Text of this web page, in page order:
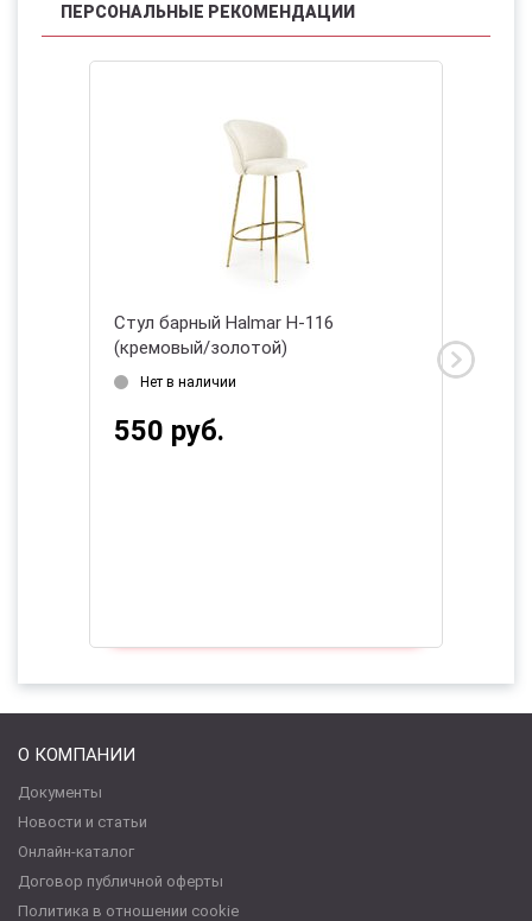
ПЕРСОНАЛЬНЫЕ РЕКОМЕНДАЦИИ
Стул барный Halmar H-116
(кремовый/золотой)
Нет в наличии
550 руб.
О КОМПАНИИ
Документы
Новости и статьи
Онлайн-каталог
Договор публичной оферты
Политика в отношении cookie